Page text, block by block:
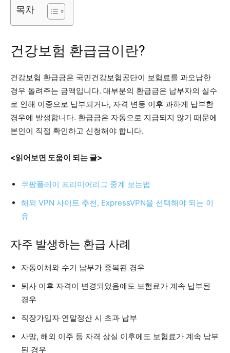
목차
건강보험 환급금이란?
건강보험 환급금은 국민건강보험공단이 보험료를 과오납한
경우 돌려주는 금액입니다. 대부분의 환급금은 납부자의 실수
로 인해 이중으로 납부되거나, 자격 변동 이후 과하게 납부한
경우에 발생합니다. 환급금은 자동으로 지급되지 않기 때문에
본인이 직접 확인하고 신청해야 합니다.
<읽어보면 도움이 되는 글>
쿠팡플레이 프리미어리그 중계 보는법
해외 VPN 사이트 추천, ExpressVPN을 선택해야 되는 이
유
자주 발생하는 환급 사례
자동이체와 수기 납부가 중복된 경우
퇴사 이후 자격이 변경되었음에도 보험료가 계속 납부된
경우
직장가입자 연말정산 시 초과 납부
사망, 해외 이주 등 자격 상실 이후에도 보험료가 계속 납부
된 경우